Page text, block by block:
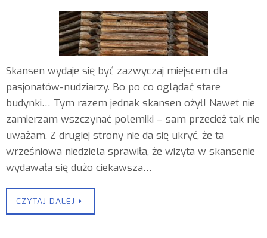
Skansen wydaje się być zazwyczaj miejscem dla
pasjonatów-nudziarzy. Bo po co oglądać stare
budynki… Tym razem jednak skansen ożył! Nawet nie
zamierzam wszczynać polemiki – sam przecież tak nie
uważam. Z drugiej strony nie da się ukryć, że ta
wrześniowa niedziela sprawiła, że wizyta w skansenie
wydawała się dużo ciekawsza…
CZYTAJ DALEJ